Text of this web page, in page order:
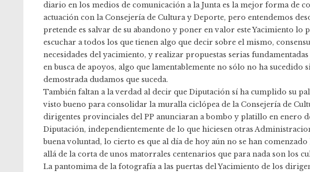
diario en los medios de comunicación a la Junta es la mejor forma de
actuación con la Consejería de Cultura y Deporte, pero entendemos
pretende es salvar de su abandono y poner en valor este Yacimiento lo
escuchar a todos los que tienen algo que decir sobre el mismo,
necesidades del yacimiento, y realizar propuestas serias
en busca de apoyos, algo que lamentablemente no sólo no ha sucedido
demostrada dudamos que suceda.
También faltan a la verdad al decir que Diputación sí ha cumplido su
visto bueno para consolidar la muralla ciclópea de la Consejería de
dirigentes provinciales del PP anunciaran a bombo y platillo en enero
Diputación, independientemente de lo que hiciesen otras
buena voluntad, lo cierto es que al día de hoy aún no se han
allá de la corta de unos matorrales centenarios que para nada son los
La pantomima de la fotografía a las puertas del Yacimiento de los